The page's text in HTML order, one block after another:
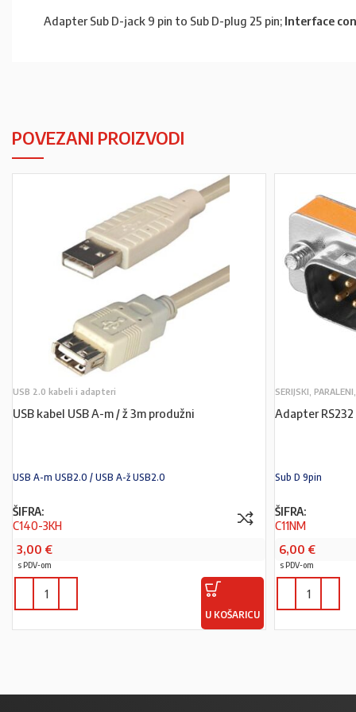
Adapter Sub D-jack 9 pin to Sub D-plug 25 pin; Interface
POVEZANI PROIZVODI
USB 2.0 kabeli i adapteri
USB kabel USB A-m / ž 3m produžni
USB A-m USB2.0 / USB A-ž USB2.0
ŠIFRA:
C140-3KH
3,00 €
s PDV-om
U KOŠARICU
SERIJSKI,
Adapter
Sub D 9pin
ŠIFRA:
C11NM
6,00 €
s PDV-om